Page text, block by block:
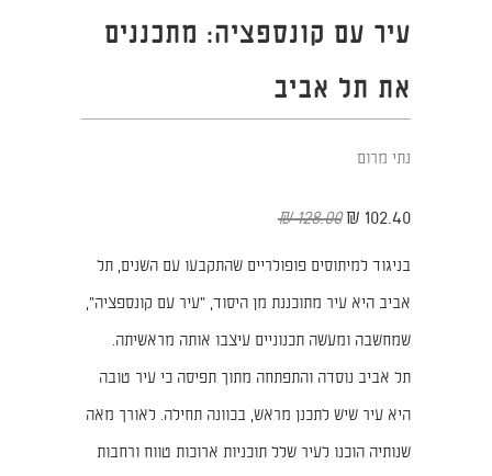
עיר עם קונספציה: מתכננים
את תל אביב
נתי מרום
102.40 ₪
128.00 ₪
בניגוד למיתוסים פופולריים שהתקבעו עם השנים, תל
אביב היא עיר מתוכננת מן היסוד, "עיר עם קונספציה",
שמחשבה ומעשה תכנוניים עיצבו אותה מראשיתה.
תל אביב נוסדה והתפתחה מתוך תפיסה כי עיר טובה
היא עיר שיש לתכנן מראש, בכוונה תחילה. לאורך מאה
שנותיה הוכנו לעיר שלל תוכניות ארוכות טווח ורחבות